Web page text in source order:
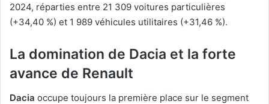
2024, réparties entre 21 309 voitures particulières
(+34,40 %) et 1 989 véhicules utilitaires (+31,46 %).
La domination de Dacia et la forte
avance de Renault
Dacia occupe toujours la première place sur le segment